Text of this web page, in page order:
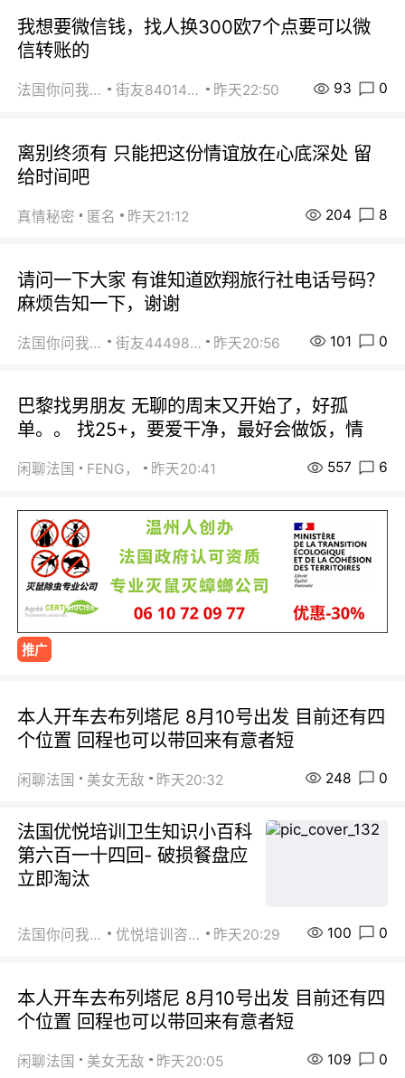
我想要微信钱，找人换300欧7个点要可以微
信转账的
法国你问我答 街友84014588 昨天22:50 93 0
离别终须有 只能把这份情谊放在心底深处 留
给时间吧
真情秘密 匿名 昨天21:12 204 8
请问一下大家 有谁知道欧翔旅行社电话号码？
麻烦告知一下，谢谢
法国你问我答 街友44498484 昨天20:56 101 0
巴黎找男朋友 无聊的周末又开始了，好孤
单。。 找25+，要爱干净，最好会做饭，情
闲聊法国 FENG， 昨天20:41 557 6
推广
本人开车去布列塔尼 8月10号出发 目前还有四
个位置 回程也可以带回来有意者短
闲聊法国 美女无敌 昨天20:32 248 0
法国优悦培训卫生知识小百科
第六百一十四回- 破损餐盘应
立即淘汰
法国你问我答 优悦培训咨询 昨天20:29 100 0
本人开车去布列塔尼 8月10号出发 目前还有四
个位置 回程也可以带回来有意者短
闲聊法国 美女无敌 昨天20:05 109 0